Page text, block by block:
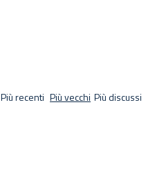
Più recenti Più vecchi Più discussi